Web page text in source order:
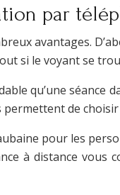
par
avantages.
si le voyant se
qu’une
permettent de
pour les
à distance